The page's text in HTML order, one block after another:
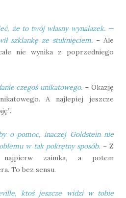
że to twój własny wynalazek. —
szklankę ze stuknięciem. – Ale
nie wynika z poprzedniego
czegoś unikatowego. – Okazję
A najlepiej jeszcze
o pomoc, inaczej Goldstein nie
w tak pokrętny sposób. – Z
zaimka, a potem
To bez sensu.
ktoś jeszcze widzi w tobie